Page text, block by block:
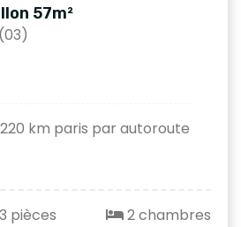
57m²
km paris par autoroute
3 pièces 2 chambres